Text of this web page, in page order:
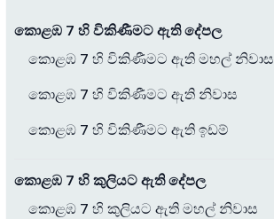
කොළඹ 7 හි විකිණීමට ඇති දේපල
කොළඹ 7 හි විකිණීමට ඇති මහල් නිවාස
කොළඹ 7 හි විකිණීමට ඇති නිවාස
කොළඹ 7 හි විකිණීමට ඇති ඉඩම්
කොළඹ 7 හි කුලියට ඇති දේපල
කොළඹ 7 හි කුලියට ඇති මහල් නිවාස